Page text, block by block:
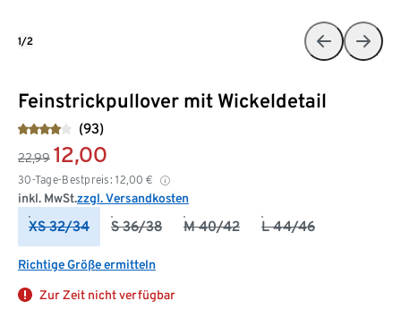
Feinstrickpullover mit Wickeldetail
(93)
22,99 12,00
30-Tage-Bestpreis: 12,00 €
inkl. MwSt.zzgl. Versandkosten
XS 32/34 S 36/38 M 40/42 L 44/46
Richtige Größe ermitteln
Zur Zeit nicht verfügbar
1/2